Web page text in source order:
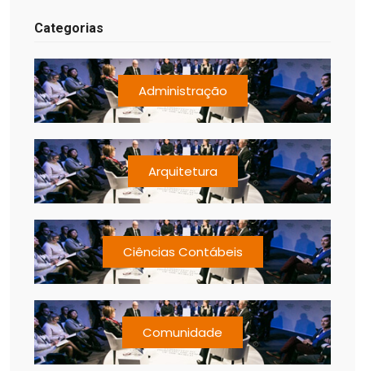
Categorias
Administração
Arquitetura
Ciências Contábeis
Comunidade